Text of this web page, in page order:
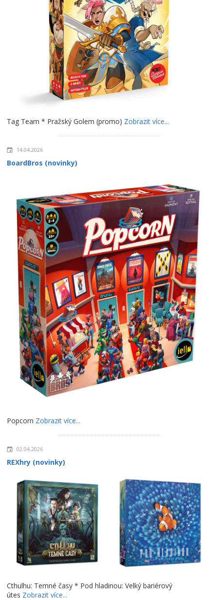
Tag Team * Pražský Golem (promo) Zobrazit více...
14.04.2026
BoardBros (novinky)
Popcorn Zobrazit více...
02.04.2026
REXhry (novinky)
Cthulhu: Temné časy * Pod hladinou: Velký bariérový
útes Zobrazit více...